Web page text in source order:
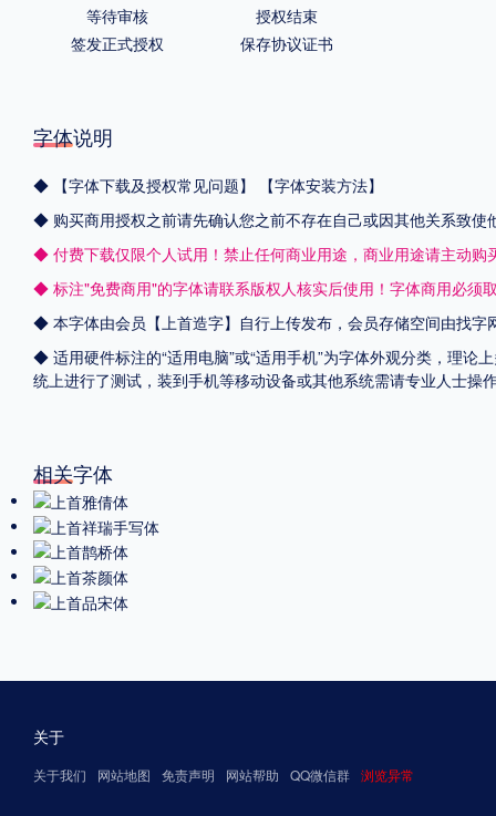
等待审核
签发正式授权
授权结束
保存协议证书
字体说明
◆ 【字体下载及授权常见问题】
【字体安装方法】
◆ 购买商用授权之前请先确认您之前不存在自己或因其他关系致使
◆ 付费下载仅限个人试用！禁止任何商业用途，商业用途请主动购
◆ 标注"免费商用"的字体请联系版权人核实后使用！字体商用必须
◆ 本字体由会员【 上首造字】自行上传发布，会员存储空间由找
◆ 适用硬件标注的“适用电脑”或“适用手机”为字体外观分类，理论
统上进行了测试，装到手机等移动设备或其他系统需请专业人士
相关字体
关于
关于我们 网站地图 免责声明 网站帮助 QQ微信群 浏览异常